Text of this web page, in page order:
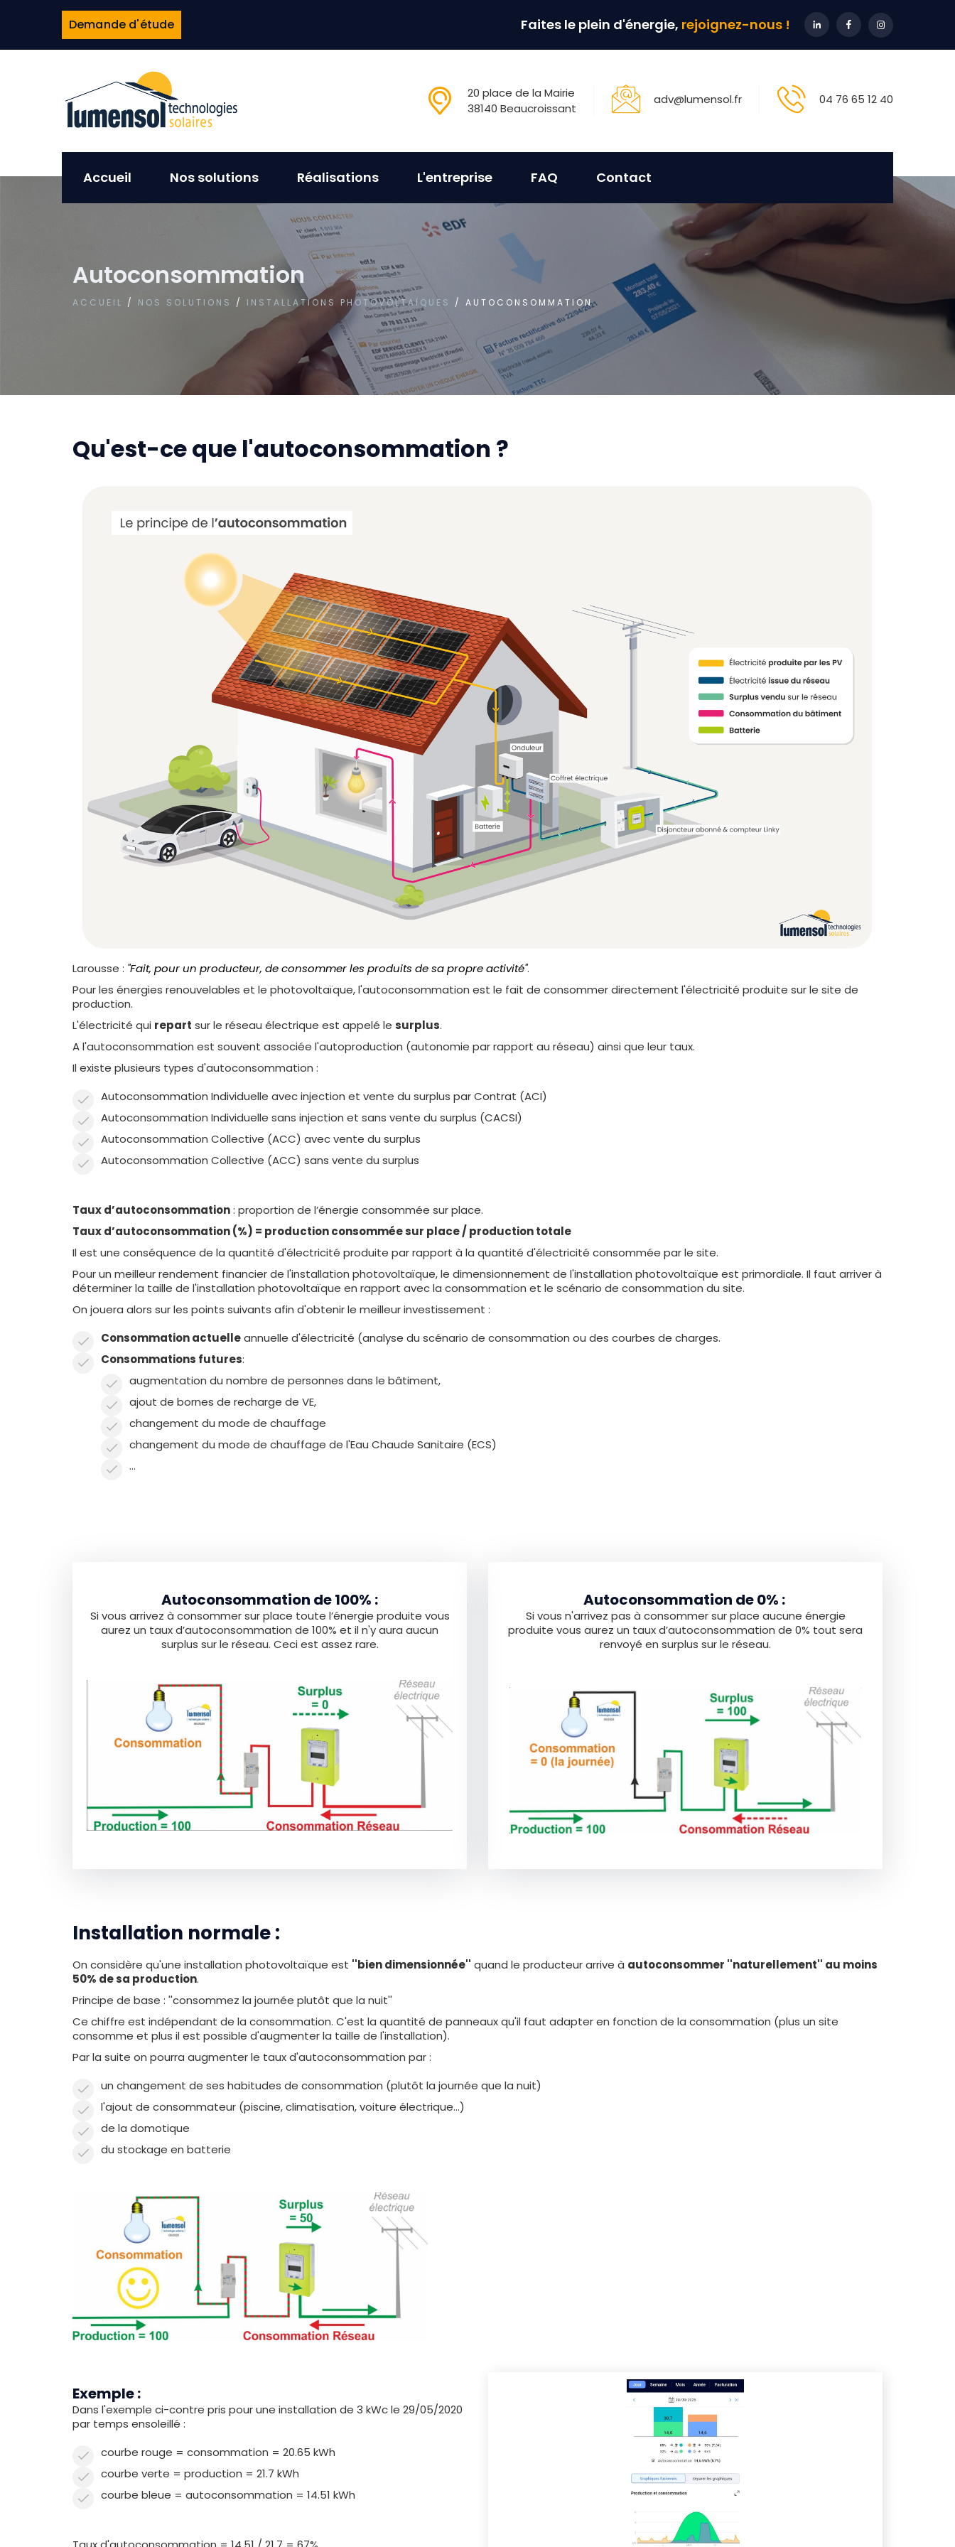
Demande d'étude Faites le plein d'énergie, rejoignez-nous !
20 place de la Mairie
38140 Beaucroissant
adv@lumensol.fr 04 76 65 12 40
Accueil Nos solutions Réalisations L'entreprise FAQ Contact
Autoconsommation
ACCUEIL / NOS SOLUTIONS / INSTALLATIONS PHOTOVOLTAÏQUES / AUTOCONSOMMATION
Qu'est-ce que l'autoconsommation ?
Larousse : ''Fait, pour un producteur, de consommer les produits de sa propre activité''.
Pour les énergies renouvelables et le photovoltaïque, l'autoconsommation est le fait de consommer directement l'électricité produite sur le site de
production.
L'électricité qui repart sur le réseau électrique est appelé le surplus.
A l'autoconsommation est souvent associée l'autoproduction (autonomie par rapport au réseau) ainsi que leur taux.
Il existe plusieurs types d'autoconsommation :
Autoconsommation Individuelle avec injection et vente du surplus par Contrat (ACI)
Autoconsommation Individuelle sans injection et sans vente du surplus (CACSI)
Autoconsommation Collective (ACC) avec vente du surplus
Autoconsommation Collective (ACC) sans vente du surplus
Taux d’autoconsommation: proportion de l’énergie consommée sur place.
Taux d’autoconsommation (%) = production consommée sur place / production totale
Il est une conséquence de la quantité d'électricité produite par rapport à la quantité d'électricité consommée par le site.
Pour un meilleur rendement financier de l'installation photovoltaïque, le dimensionnement de l'installation photovoltaïque est primordiale. Il faut arriver à
déterminer la taille de l'installation photovoltaïque en rapport avec la consommation et le scénario de consommation du site.
On jouera alors sur les points suivants afin d'obtenir le meilleur investissement :
Consommation actuelleannuelle d'électricité (analyse du scénario de consommation ou des courbes de charges.
Consommations futures:
augmentation du nombre de personnes dans le bâtiment,
ajout de bornes de recharge de VE,
changement du mode de chauffage
changement du mode de chauffage de l'Eau Chaude Sanitaire (ECS)
…
Autoconsommation de 100% :
Si vous arrivez à consommer sur place toute l’énergie produite vous
aurez un taux d’autoconsommation de 100% et il n'y aura aucun
surplus sur le réseau. Ceci est assez rare.
Autoconsommation de 0% :
Si vous n'arrivez pas à consommer sur place aucune énergie
produite vous aurez un taux d’autoconsommation de 0% tout sera
renvoyé en surplus sur le réseau.
Installation normale :
On considère qu'une installation photovoltaïque est ''bien dimensionnée'' quand le producteur arrive à autoconsommer ''naturellement'' au moins
50% de sa production.
Principe de base : ''consommez la journée plutôt que la nuit''
Ce chiffre est indépendant de la consommation. C'est la quantité de panneaux qu'il faut adapter en fonction de la consommation (plus un site
consomme et plus il est possible d'augmenter la taille de l'installation).
Par la suite on pourra augmenter le taux d'autoconsommation par :
un changement de ses habitudes de consommation (plutôt la journée que la nuit)
l'ajout de consommateur (piscine, climatisation, voiture électrique...)
de la domotique
du stockage en batterie
Exemple :
Dans l'exemple ci-contre pris pour une installation de 3 kWc le 29/05/2020
par temps ensoleillé :
courbe rouge = consommation = 20.65 kWh
courbe verte = production = 21.7 kWh
courbe bleue = autoconsommation = 14.51 kWh